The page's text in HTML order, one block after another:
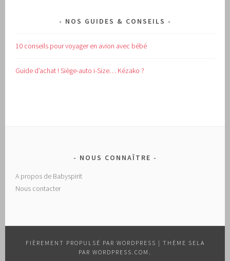
NOS GUIDES & CONSEILS
10 conseils pour voyager en avion avec bébé
Guide d’achat !Siège-auto i-Size… Kézako ?
NOUS CONNAÎTRE
A propos de Babyspirit
Nous contacter
FIÈREMENT PROPULSÉ PAR WORDPRESS | THÈME SELA
PAR WORDPRESS.COM .